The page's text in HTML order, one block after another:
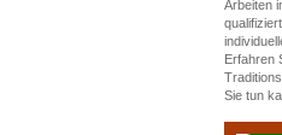
Arbeiten
Erfahren
Sie tun